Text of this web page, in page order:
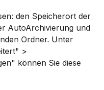
den Speicherort der
AutoArchivierung und
Ordner. Unter
>
können Sie diese